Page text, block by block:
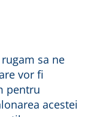
sa ne
vor fi
pentru
acestei